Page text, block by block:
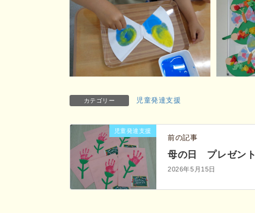
カテゴリー 児童発達支援
児童発達支援
前の記事
母の日 プレゼント
2026年5月15日